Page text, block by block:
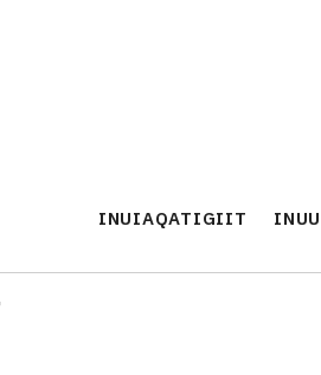
INUIAQATIGIIT